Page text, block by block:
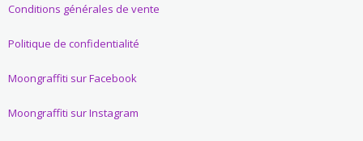
Conditions générales de vente
Politique de confidentialité
Moongraffiti sur Facebook
Moongraffiti sur Instagram